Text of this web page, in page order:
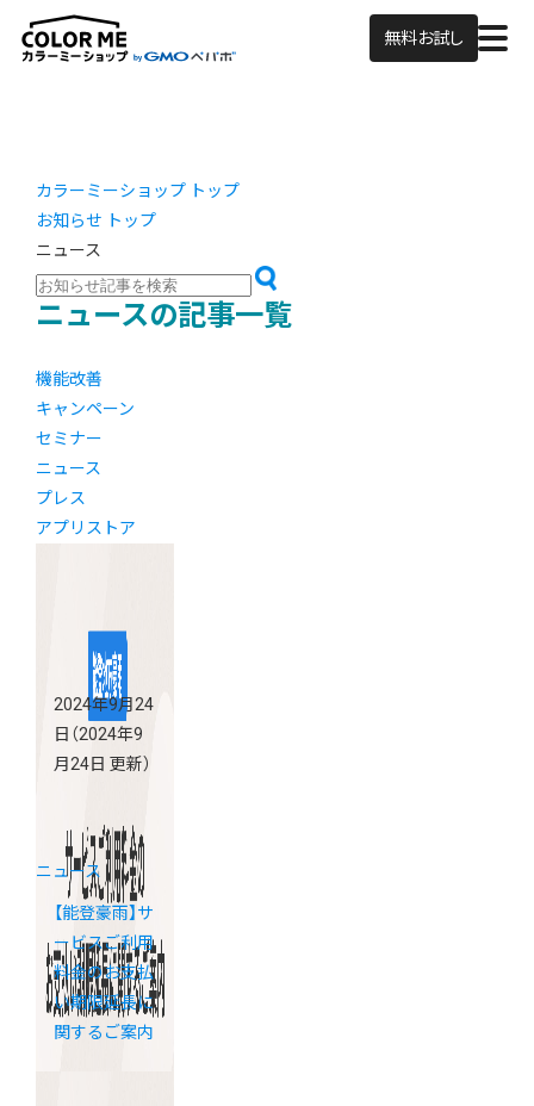
無料お試し
カラーミーショップ トップ
お知らせ トップ
ニュース
ニュースの記事一覧
機能改善
キャンペーン
セミナー
ニュース
プレス
アプリストア
2024年9月24
日 （2024年9
月24日 更新）
ニュース
【能登豪雨】サ
ービスご利用
料金のお支払
い期限延長に
関するご案内